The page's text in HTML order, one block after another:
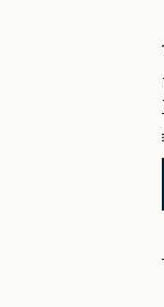
Qui
L'association
guide officiel